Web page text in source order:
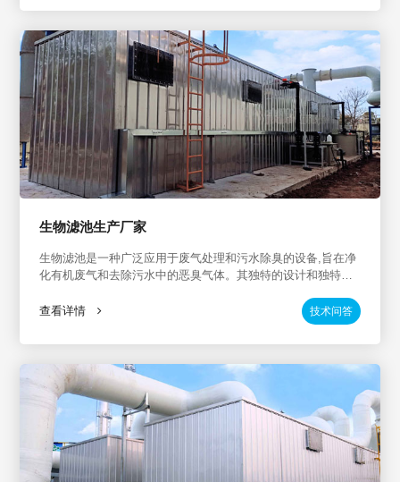
解和转化为无害物质。
生物滤池生产厂家
生物滤池是一种广泛应用于废气处理和污水除臭的设备,旨在净
化有机废气和去除污水中的恶臭气体。其独特的设计和独特的
果。在市场上,有许多制造商供应生物滤池,但有高质量产品和专
查看详情 技术问答